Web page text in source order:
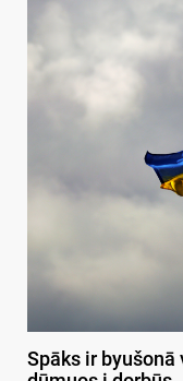
Spāks ir